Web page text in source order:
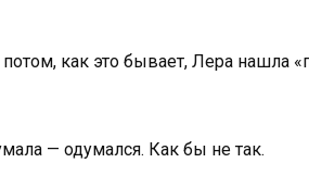
как это бывает, Лера нашла
— одумался. Как бы не так.